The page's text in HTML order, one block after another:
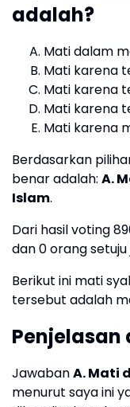
adalah?
Mati dalam
Mati karena
Mati karena
Mati karena
Mati karena
Berdasarkan
benar adalah: A.
Islam.
Dari hasil voting
dan 0 orang
Berikut ini mati
tersebut adalah
Penjelasan
JawabanA. Mati
menurut saya ini